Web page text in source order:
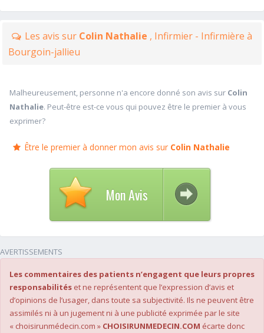
Les avis sur Colin Nathalie , Infirmier - Infirmière à
Bourgoin-jallieu
Malheureusement, personne n'a encore donné son avis sur Colin
Nathalie. Peut-être est-ce vous qui pouvez être le premier à vous
exprimer?
Être le premier à donner mon avis sur Colin Nathalie
Mon Avis
AVERTISSEMENTS
Les commentaires des patients n’engagent que leurs propres
responsabilités et ne représentent que l’expression d’avis et
d’opinions de l’usager, dans toute sa subjectivité. Ils ne peuvent être
assimilés ni à un jugement ni à une publicité exprimée par le site
« choisirunmédecin.com » CHOISIRUNMEDECIN.COM écarte donc